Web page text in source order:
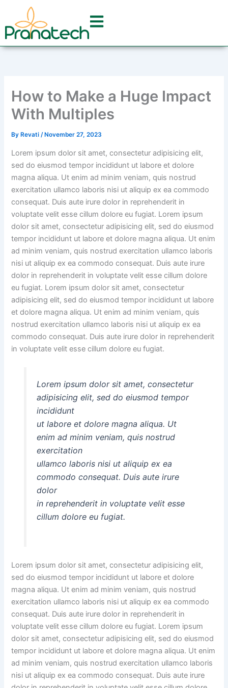
content
How to Make a Huge Impact
With Multiples
By Revati/ November 27, 2023
Lorem ipsum dolor sit amet, consectetur adipisicing elit,
sed do eiusmod tempor incididunt ut labore et dolore
magna aliqua. Ut enim ad minim veniam, quis nostrud
exercitation ullamco laboris nisi ut aliquip ex ea commodo
consequat. Duis aute irure dolor in reprehenderit in
voluptate velit esse cillum dolore eu fugiat. Lorem ipsum
dolor sit amet, consectetur adipisicing elit, sed do eiusmod
tempor incididunt ut labore et dolore magna aliqua. Ut enim
ad minim veniam, quis nostrud exercitation ullamco laboris
nisi ut aliquip ex ea commodo consequat. Duis aute irure
dolor in reprehenderit in voluptate velit esse cillum dolore
eu fugiat. Lorem ipsum dolor sit amet, consectetur
adipisicing elit, sed do eiusmod tempor incididunt ut labore
et dolore magna aliqua. Ut enim ad minim veniam, quis
nostrud exercitation ullamco laboris nisi ut aliquip ex ea
commodo consequat. Duis aute irure dolor in reprehenderit
in voluptate velit esse cillum dolore eu fugiat.
Lorem ipsum dolor sit amet, consectetur
adipisicing elit, sed do eiusmod tempor
incididunt
ut labore et dolore magna aliqua. Ut
enim ad minim veniam, quis nostrud
exercitation
ullamco laboris nisi ut aliquip ex ea
commodo consequat. Duis aute irure
dolor
in reprehenderit in voluptate velit esse
cillum dolore eu fugiat.
Lorem ipsum dolor sit amet, consectetur adipisicing elit,
sed do eiusmod tempor incididunt ut labore et dolore
magna aliqua. Ut enim ad minim veniam, quis nostrud
exercitation ullamco laboris nisi ut aliquip ex ea commodo
consequat. Duis aute irure dolor in reprehenderit in
voluptate velit esse cillum dolore eu fugiat. Lorem ipsum
dolor sit amet, consectetur adipisicing elit, sed do eiusmod
tempor incididunt ut labore et dolore magna aliqua. Ut enim
ad minim veniam, quis nostrud exercitation ullamco laboris
nisi ut aliquip ex ea commodo consequat. Duis aute irure